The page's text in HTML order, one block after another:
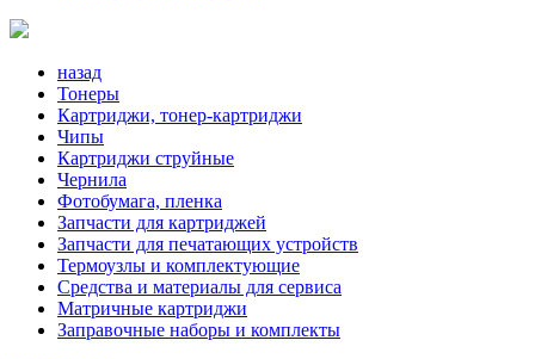
назад
Тонеры
Картриджи, тонер-картриджи
Чипы
Картриджи струйные
Чернила
Фотобумага, пленка
Запчасти для картриджей
Запчасти для печатающих устройств
Термоузлы и комплектующие
Средства и материалы для сервиса
Матричные картриджи
Заправочные наборы и комплекты